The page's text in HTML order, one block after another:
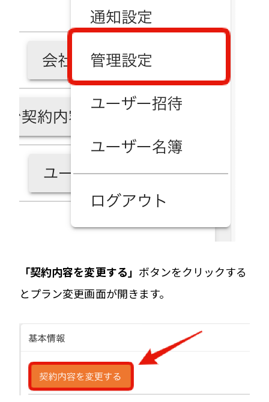
「契約内容を変更する」 ボタンをクリックする
とプラン変更画面が開きます。